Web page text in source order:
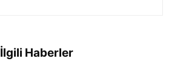
İlgili Haberler